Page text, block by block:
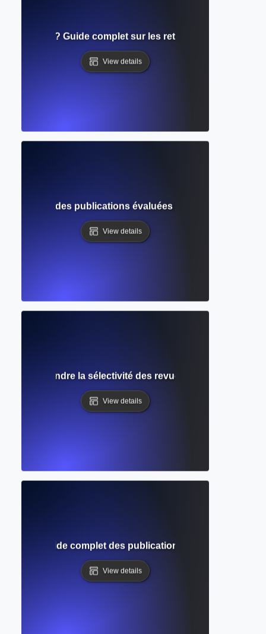
révision ? Guide complet sur les retours de pairs et la
View details
? Guide des publications évaluées par des pairs et de
View details
? Comprendre la sélectivité des revues et les chances
View details
? Guide complet des publications savantes et de
View details